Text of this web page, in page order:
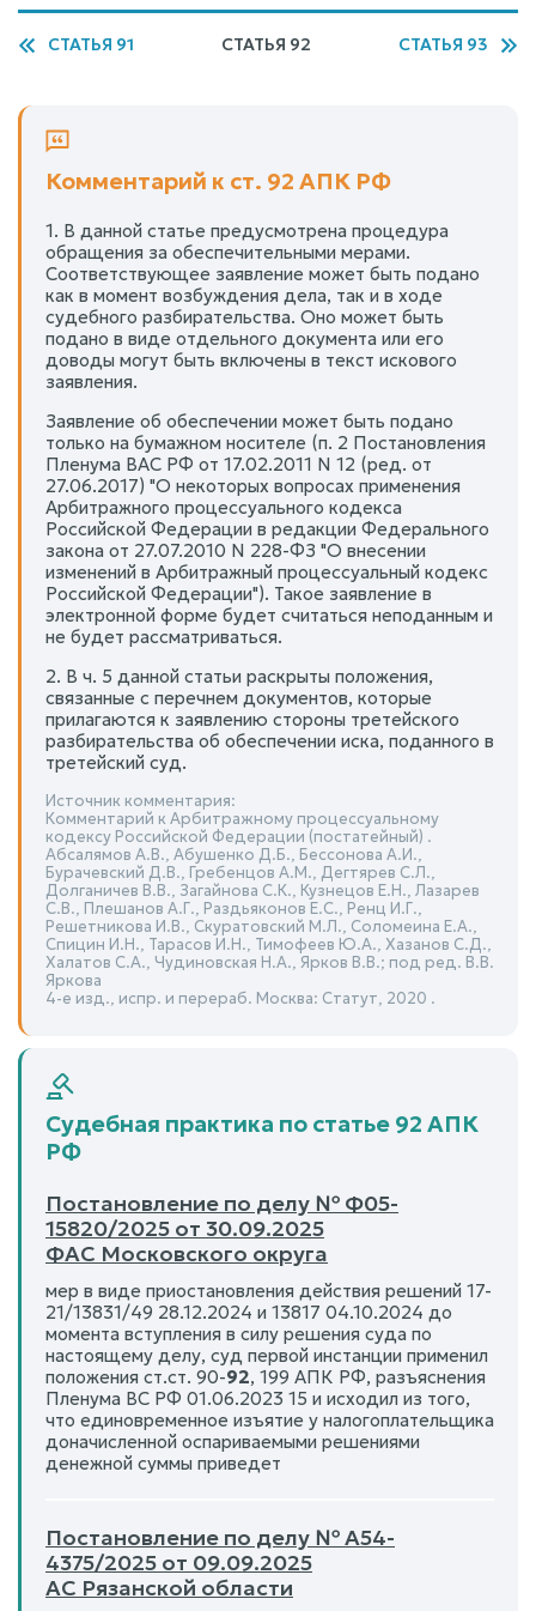
СТАТЬЯ 91 СТАТЬЯ 92 СТАТЬЯ 93
Комментарий к ст. 92 АПК РФ
1. В данной статье предусмотрена процедура
обращения за обеспечительными мерами.
Соответствующее заявление может быть подано
как в момент возбуждения дела, так и в ходе
судебного разбирательства. Оно может быть
подано в виде отдельного документа или его
доводы могут быть включены в текст искового
заявления.
Заявление об обеспечении может быть подано
только на бумажном носителе (п. 2 Постановления
Пленума ВАС РФ от 17.02.2011 N 12 (ред. от
27.06.2017) "О некоторых вопросах применения
Арбитражного процессуального кодекса
Российской Федерации в редакции Федерального
закона от 27.07.2010 N 228-ФЗ "О внесении
изменений в Арбитражный процессуальный кодекс
Российской Федерации"). Такое заявление в
электронной форме будет считаться неподанным и
не будет рассматриваться.
2. В ч. 5 данной статьи раскрыты положения,
связанные с перечнем документов, которые
прилагаются к заявлению стороны третейского
разбирательства об обеспечении иска, поданного в
третейский суд.
Источник комментария:
Комментарий к Арбитражному процессуальному
кодексу Российской Федерации (постатейный) .
Абсалямов А.В., Абушенко Д.Б., Бессонова А.И.,
Бурачевский Д.В., Гребенцов А.М., Дегтярев С.Л.,
Долганичев В.В., Загайнова С.К., Кузнецов Е.Н., Лазарев
С.В., Плешанов А.Г., Раздьяконов Е.С., Ренц И.Г.,
Решетникова И.В., Скуратовский М.Л., Соломеина Е.А.,
Спицин И.Н., Тарасов И.Н., Тимофеев Ю.А., Хазанов С.Д.,
Халатов С.А., Чудиновская Н.А., Ярков В.В.; под ред. В.В.
Яркова
4-е изд., испр. и перераб. Москва: Статут, 2020 .
Судебная практика по статье 92 АПК
РФ
Постановление по делу № Ф05-
15820/2025 от 30.09.2025
ФАС Московского округа
мер в виде приостановления действия решений 17-
21/13831/49 28.12.2024 и 13817 04.10.2024 до
момента вступления в силу решения суда по
настоящему делу, суд первой инстанции применил
положения ст.ст. 90-92, 199 АПК РФ, разъяснения
Пленума ВС РФ 01.06.2023 15 и исходил из того,
что единовременное изъятие у налогоплательщика
доначисленной оспариваемыми решениями
денежной суммы приведет
Постановление по делу № А54-
4375/2025 от 09.09.2025
АС Рязанской области